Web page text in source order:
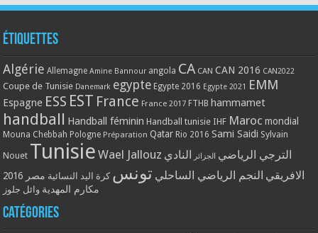
Étiquettes
Algérie Allemagne Amine Bannour angola CA CAN CAN 2016 CAN2022
Coupe de Tunisie Danemark egypte Egypte 2016 Egypte 2021 EMM
Espagne ESS EST France France 2017 FTHB hammamet
handball Handball féminin Handball tunisie IHF Maroc mondial
Mouna Chebbah Pologne Préparation Qatar Rio 2016 Sami Saidi Sylvain
Nouet Tunisie Wael Jallouz الترجي الرياضي الجزائر
النادي
الافريقي النجم الرياضي الساحلي تونس كرة اليد النسائية مصر 2016
مكارم المهدية وائل جلوز
Catégories